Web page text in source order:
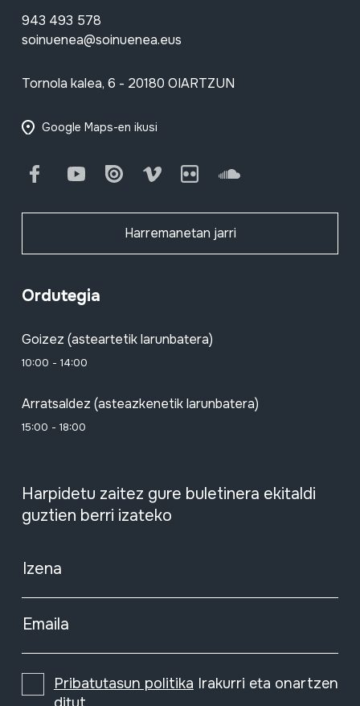
943 493 578
soinuenea@soinuenea.eus
Tornola kalea, 6 - 20180 OIARTZUN
Google Maps-en ikusi
FacebookYoutube Issuu Vimeo Flickr SoundCloud
Harremanetan jarri
Ordutegia
Goizez (asteartetik larunbatera)
10:00 - 14:00
Arratsaldez (asteazkenetik larunbatera)
15:00 - 18:00
Harpidetu zaitez gure buletinera ekitaldi
guztien berri izateko
Izena
Emaila
Pribatutasun politika Irakurri eta onartzen